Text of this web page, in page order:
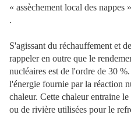
« assèchement local des nappes
.
S'agissant du réchauffement et
rappeler en outre que le
nucléaires est de l'ordre de 30
l'énergie fournie par la réaction
chaleur. Cette chaleur entraine
ou de rivière utilisées pour le